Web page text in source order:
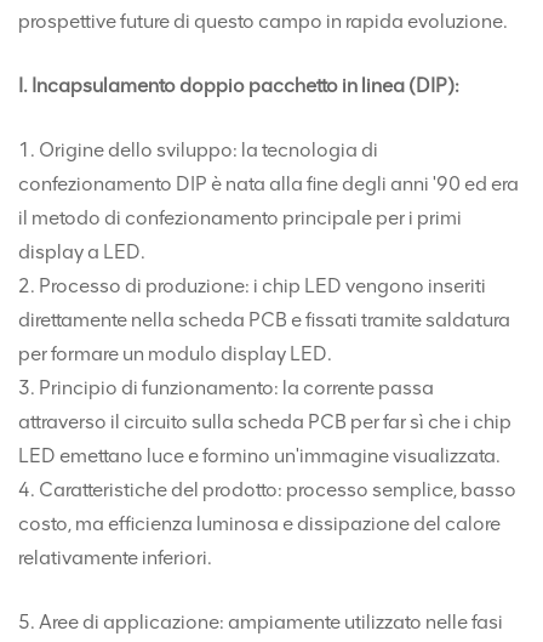
prospettive future di questo campo in rapida evoluzione.
I. Incapsulamento doppio pacchetto in linea (DIP):
1. Origine dello sviluppo: la tecnologia di
confezionamento DIP è nata alla fine degli anni '90 ed era
il metodo di confezionamento principale per i primi
display a LED.
2. Processo di produzione: i chip LED vengono inseriti
direttamente nella scheda PCB e fissati tramite saldatura
per formare un modulo display LED.
3. Principio di funzionamento: la corrente passa
attraverso il circuito sulla scheda PCB per far sì che i chip
LED emettano luce e formino un'immagine visualizzata.
4. Caratteristiche del prodotto: processo semplice, basso
costo, ma efficienza luminosa e dissipazione del calore
relativamente inferiori.
5. Aree di applicazione: ampiamente utilizzato nelle fasi